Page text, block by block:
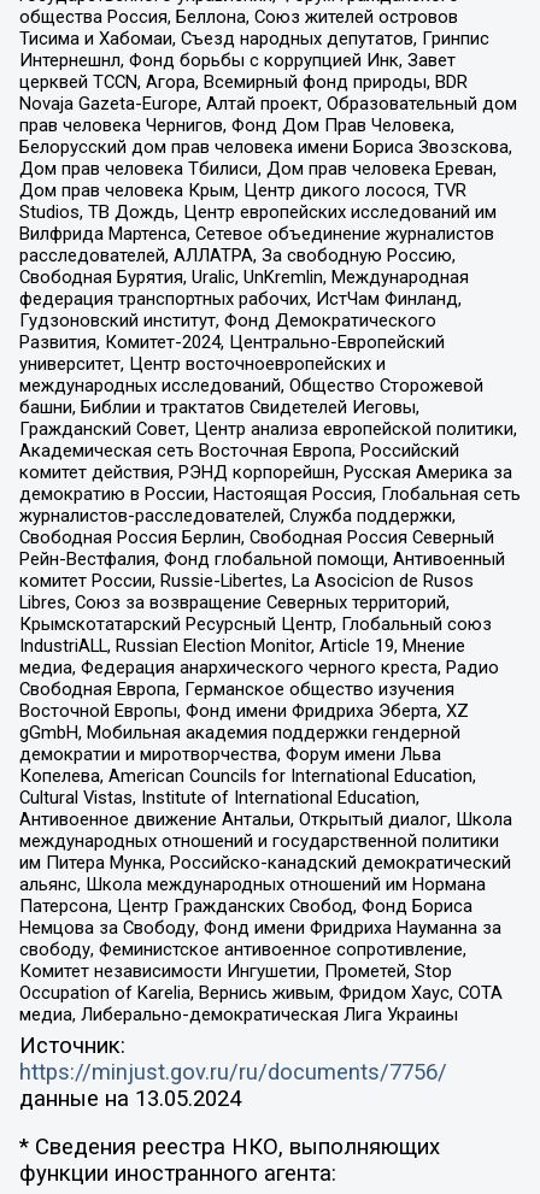
общества Россия, Беллона, Союз жителей островов
Тисима и Хабомаи, Съезд народных депутатов, Гринпис
Интернешнл, Фонд борьбы с коррупцией Инк, Завет
церквей TCCN, Агора, Всемирный фонд природы, BDR
Novaja Gazeta-Europe, Алтай проект, Образовательный дом
прав человека Чернигов, Фонд Дом Прав Человека,
Белорусский дом прав человека имени Бориса Звозскова,
Дом прав человека Тбилиси, Дом прав человека Ереван,
Дом прав человека Крым, Центр дикого лосося, TVR
Studios, ТВ Дождь, Центр европейских исследований им
Вилфрида Мартенса, Сетевое объединение журналистов
расследователей, АЛЛАТРА, За свободную Россию,
Свободная Бурятия, Uralic, UnKremlin, Международная
федерация транспортных рабочих, ИстЧам Финланд,
Гудзоновский институт, Фонд Демократического
Развития, Комитет-2024, Центрально-Европейский
университет, Центр восточноевропейских и
международных исследований, Общество Сторожевой
башни, Библии и трактатов Свидетелей Иеговы,
Гражданский Совет, Центр анализа европейской политики,
Академическая сеть Восточная Европа, Российский
комитет действия, РЭНД корпорейшн, Русская Америка за
демократию в России, Настоящая Россия, Глобальная сеть
журналистов-расследователей, Служба поддержки,
Свободная Россия Берлин, Свободная Россия Северный
Рейн-Вестфалия, Фонд глобальной помощи, Антивоенный
комитет России, Russie-Libertes, La Asocicion de Rusos
Libres, Союз за возвращение Северных территорий,
Крымскотатарский Ресурсный Центр, Глобальный союз
IndustriALL, Russian Election Monitor, Article 19, Мнение
медиа, Федерация анархического черного креста, Радио
Свободная Европа, Германское общество изучения
Восточной Европы, Фонд имени Фридриха Эберта, XZ
gGmbH, Мобильная академия поддержки гендерной
демократии и миротворчества, Форум имени Льва
Копелева, American Councils for International Education,
Cultural Vistas, Institute of International Education,
Антивоенное движение Антальи, Открытый диалог, Школа
международных отношений и государственной политики
им Питера Мунка, Российско-канадский демократический
альянс, Школа международных отношений им Нормана
Патерсона, Центр Гражданских Свобод, Фонд Бориса
Немцова за Свободу, Фонд имени Фридриха Науманна за
свободу, Феминистское антивоенное сопротивление,
Комитет независимости Ингушетии, Прометей, Stop
Occupation of Karelia, Вернись живым, Фридом Хаус, СОТА
медиа, Либерально-демократическая Лига Украины
Источник:
https://minjust.gov.ru/ru/documents/7756/
данные на 13.05.2024
* Сведения реестра НКО, выполняющих
функции иностранного агента: